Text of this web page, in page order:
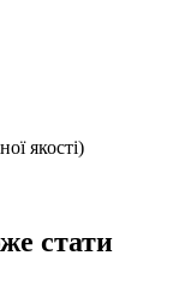
якості)
стати